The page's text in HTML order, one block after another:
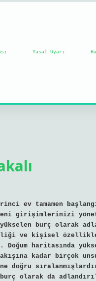
Yasal Uyarı
ev tamamen
yeni girişimlerinizi
yükselen burç olarak
ve kişisel özellikleri
haritasında
kadar birçok
doğru
olarak da